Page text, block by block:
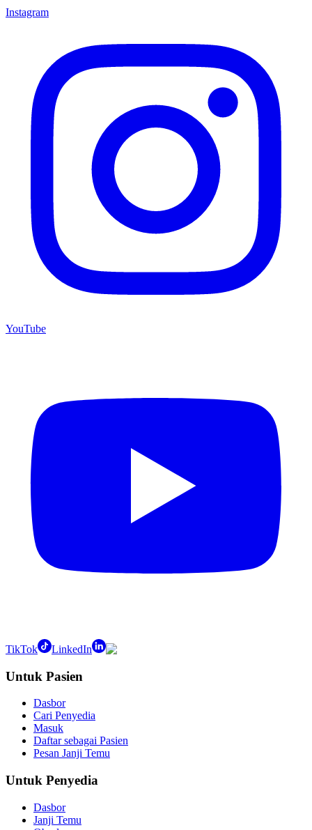
Instagram
YouTube
TikTok LinkedIn
Untuk Pasien
Dasbor
Cari Penyedia
Masuk
Daftar sebagai Pasien
Pesan Janji Temu
Untuk Penyedia
Dasbor
Janji Temu